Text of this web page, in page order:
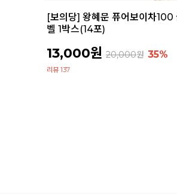
[보의당] 왕혜문 퓨어보이차100
벨 1박스(14포)
13,000원 20,000원 35%
리뷰 137